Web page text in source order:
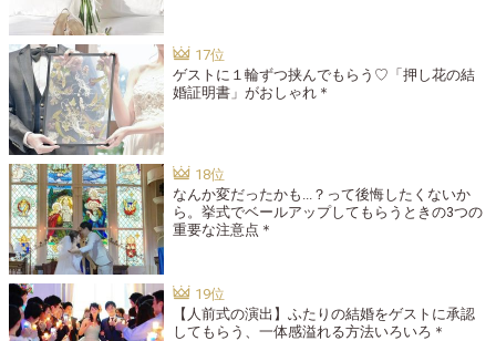
ゲストに１輪ずつ挟んでもらう♡「押し花の結
婚証明書」がおしゃれ＊
なんか変だったかも...？って後悔したくないか
ら。挙式でベールアップしてもらうときの3つの
重要な注意点＊
【人前式の演出】ふたりの結婚をゲストに承認
してもらう、一体感溢れる方法いろいろ＊